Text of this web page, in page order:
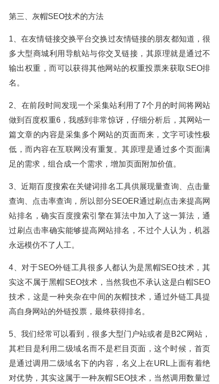
第三、灰帽SEO技术的方法
1、在友情链接交换平台交换过友情链接的朋友都知道，很
多大型商城利用导航站与你交叉链接，其原理就是通过不
输出权重，而可以获得其他网站的权重投票来获取SEO排
名。
2、在前段时间发现一个采集站利用了7个月的时间将网站
做到百度权重6，我感到非常惊讶，仔细分析后，其网站一
篇文章的内容是采集多个网站的页面而来，文字可读性极
低，而内容在互联网没有重复。其原理是通过多个页面满
足的需求，组合成一个需求，增加页面附加价值。
3、近期百度搜索在关键词排名工具供展现量查询、点击量
查询、点击率查询，所以部分SEOER通过刷点击来提高网
站排名，确实百度搜索引擎在算法中加入了这一算法，通
过刷点击率确实能够提高网站排名，不过个人认为，机器
永远模仿不了人工。
4、对于SEO外链工具很多人都认为是黑帽SEO技术，其
实这不属于黑帽SEO技术，当然我也不承认这是白帽SEO
技术，这是一种夹杂在中间的灰帽技术，通过外链工具提
高自身网站的外链投票，最终获得排名。
5、我们经常可以看到，很多大型门户站或者是B2C网站，
其栏目是利用二级域名而不是栏目页面，这个时候，首页
是通过调用二级域名下的内容，名义上在URL上面有着绝
对优势，其实这属于一种灰帽SEO技术，当然调用数量过